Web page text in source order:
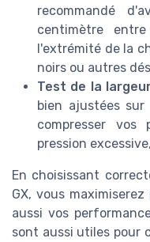
recommandé
centimètre
l'extrémité de la
noirs ou autres
Test de la
bien ajustées
compresser vos
pression
En choisissant
GX, vous
aussi vos
sont aussi utiles pour